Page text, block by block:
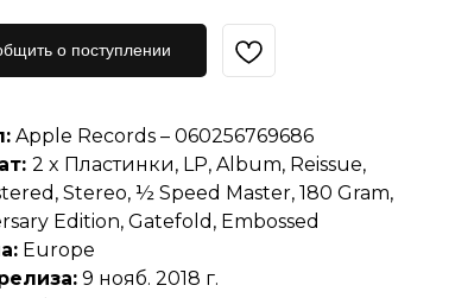
о поступлении
Apple Records – 060256769686
2 x Пластинки, LP, Album, Reissue,
Stereo, ½ Speed Master, 180 Gram,
Edition, Gatefold, Embossed
Europe
9 нояб. 2018 г.